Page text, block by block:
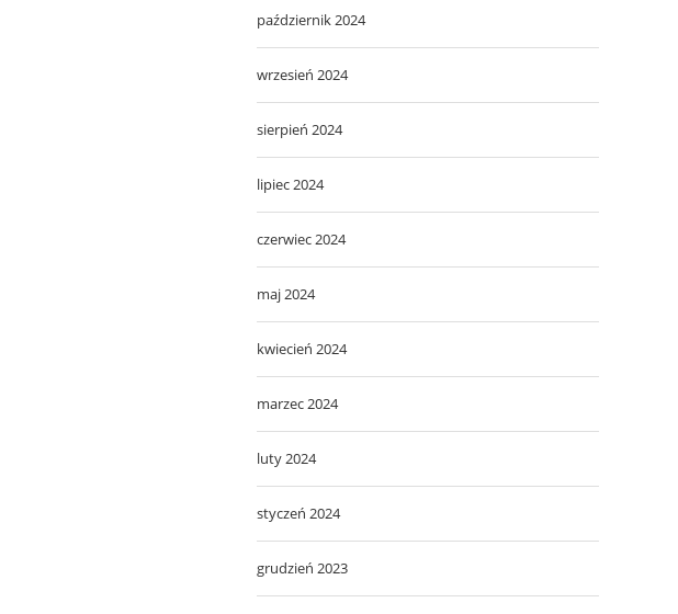
październik 2024
wrzesień 2024
sierpień 2024
lipiec 2024
czerwiec 2024
maj 2024
kwiecień 2024
marzec 2024
luty 2024
styczeń 2024
grudzień 2023